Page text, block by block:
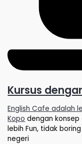
Kursus
English Cafe adalah
Kopo dengan
lebih Fun, tidak
negeri